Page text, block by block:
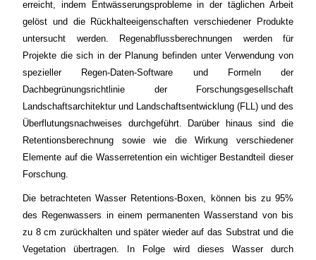
erreicht, indem Entwässerungsprobleme in der täglichen Arbeit
gelöst und die Rückhalteeigenschaften verschiedener Produkte
untersucht werden. Regenabflussberechnungen werden für
Projekte die sich in der Planung befinden unter Verwendung von
spezieller Regen-Daten-Software und Formeln der
Dachbegrünungsrichtlinie der Forschungsgesellschaft
Landschaftsarchitektur und Landschaftsentwicklung (FLL) und des
Überflutungsnachweises durchgeführt. Darüber hinaus sind die
Retentionsberechnung sowie wie die Wirkung verschiedener
Elemente auf die Wasserretention ein wichtiger Bestandteil dieser
Forschung.
Die betrachteten Wasser Retentions-Boxen, können bis zu 95%
des Regenwassers in einem permanenten Wasserstand von bis
zu 8 cm zurückhalten und später wieder auf das Substrat und die
Vegetation übertragen. In Folge wird dieses Wasser durch